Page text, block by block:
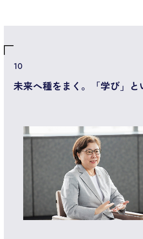
10
未来へ種をまく。「学び」と